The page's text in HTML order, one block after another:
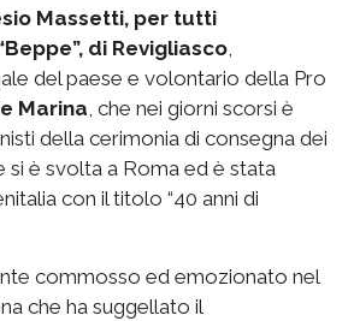
Massetti, per tutti
di Revigliasco,
del paese e volontario della Pro
Marina, che nei giorni scorsi è
della cerimonia di consegna dei
si è svolta a Roma ed è stata
con il titolo “40 anni di
commosso ed emozionato nel
che ha suggellato il